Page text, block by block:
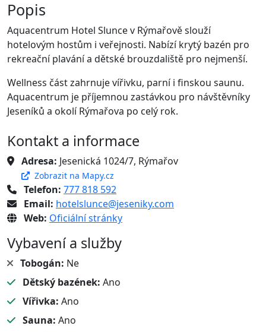
Popis
Aquacentrum Hotel Slunce v Rýmařově slouží
hotelovým hostům i veřejnosti. Nabízí krytý bazén pro
rekreační plavání a dětské brouzdaliště pro nejmenší.
Wellness část zahrnuje vířivku, parní i finskou saunu.
Aquacentrum je příjemnou zastávkou pro návštěvníky
Jeseníků a okolí Rýmařova po celý rok.
Kontakt a informace
Adresa: Jesenická 1024/7, Rýmařov
Zobrazit na Mapy.cz
Telefon: 777 818 592
Email: hotelslunce@jeseniky.com
Web: Oficiální stránky
Vybavení a služby
Tobogán: Ne
Dětský bazének: Ano
Vířivka: Ano
Sauna: Ano